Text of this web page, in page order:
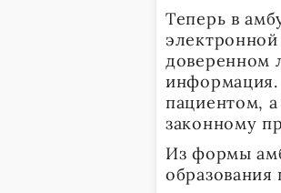
Теперь в
доверенном
пациентом,
законному
Из формы
образования